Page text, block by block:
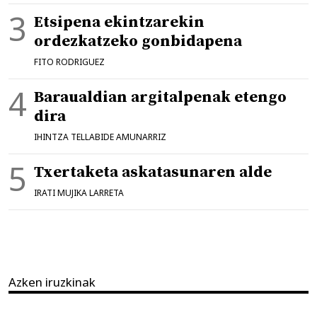
Etsipena ekintzarekin
ordezkatzeko gonbidapena
FITO RODRIGUEZ
Baraualdian argitalpenak etengo
dira
IHINTZA TELLABIDE AMUNARRIZ
Txertaketa askatasunaren alde
IRATI MUJIKA LARRETA
Azken iruzkinak